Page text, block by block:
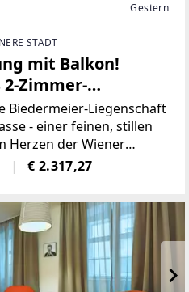
Gestern
STADT
mit Balkon!
Zimmer-
Biedermeier-Liegenschaft
- einer feinen, stillen
Herzen der Wiener
Ensemble aus
aufweist. 1772/73
€ 2.317,27